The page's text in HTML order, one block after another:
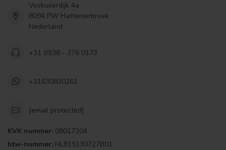
Voskuilerdijk 4a
8094 PW Hattemerbroek
Nederland
+31 (0)38 - 376 0173
+31630830261
[email protected]
KVK nummer: 08017204
btw-nummer: NL815130727B01